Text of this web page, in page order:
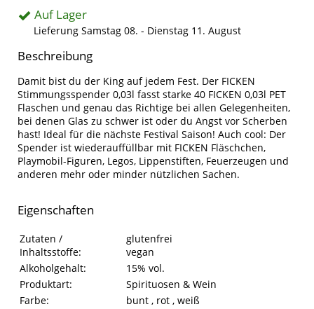
Auf Lager
Lieferung Samstag 08. - Dienstag 11. August
Beschreibung
Damit bist du der King auf jedem Fest. Der FICKEN
Stimmungsspender 0,03l fasst starke 40 FICKEN 0,03l PET
Flaschen und genau das Richtige bei allen Gelegenheiten,
bei denen Glas zu schwer ist oder du Angst vor Scherben
hast! Ideal für die nächste Festival Saison! Auch cool: Der
Spender ist wiederauffüllbar mit FICKEN Fläschchen,
Playmobil-Figuren, Legos, Lippenstiften, Feuerzeugen und
anderen mehr oder minder nützlichen Sachen.
Eigenschaften
Eigenschaften des Produkts
Eigenschaft
Zutaten /
Inhaltsstoffe:
glutenfrei
vegan
Alkoholgehalt:
15% vol.
Produktart:
Spirituosen & Wein
Farbe:
bunt , rot , weiß